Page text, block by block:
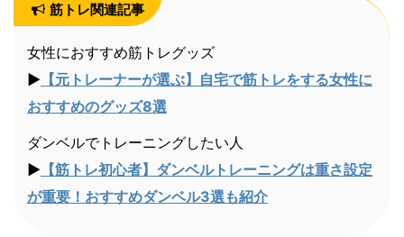
筋トレ関連記事
女性におすすめ筋トレグッズ
▶︎ 【元トレーナーが選ぶ】自宅で筋トレをする女性に
おすすめのグッズ8選
ダンベルでトレーニングしたい人
▶︎ 【筋トレ初心者】ダンベルトレーニングは重さ設定
が重要！おすすめダンベル3選も紹介